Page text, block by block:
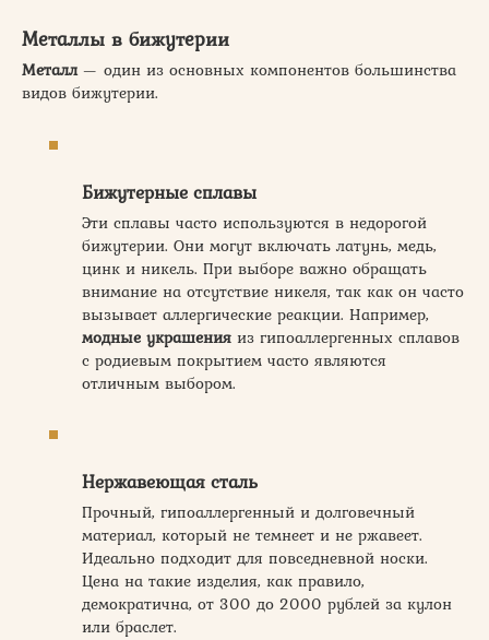
Металлы в бижутерии
Металл— один из основных компонентов большинства
видов бижутерии.
Бижутерные сплавы
Эти сплавы часто используются в недорогой
бижутерии. Они могут включать латунь, медь,
цинк и никель. При выборе важно обращать
внимание на отсутствие никеля, так как он часто
вызывает аллергические реакции. Например,
модные украшения из гипоаллергенных сплавов
с родиевым покрытием часто являются
отличным выбором.
Нержавеющая сталь
Прочный, гипоаллергенный и долговечный
материал, который не темнеет и не ржавеет.
Идеально подходит для повседневной носки.
Цена на такие изделия, как правило,
демократична, от 300 до 2000 рублей за кулон
или браслет.